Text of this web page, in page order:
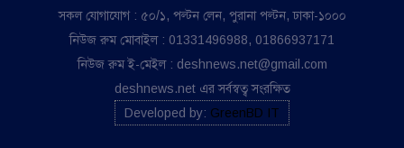
সকল যোগাযোগ : ৫০/১, পল্টন লেন, পুরানা পল্টন, ঢাকা-১০০০
নিউজ রুম মোবাইল : 01331496988, 01866937171
নিউজ রুম ই-মেইল : deshnews.net@gmail.com
deshnews.net এর সর্বস্বত্ব সংরক্ষিত
Developed by: GreenBD IT